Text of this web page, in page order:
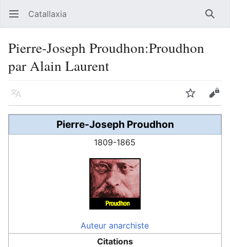
Ouvrir le menu principal Catallaxia
Pierre-Joseph Proudhon:Proudhon
par Alain Laurent
Langue Suivre
Pierre-Joseph Proudhon
1809-1865
Auteur anarchiste
Citations